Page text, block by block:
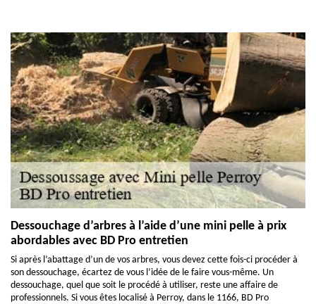
Dessouchage d’arbres à l’aide d’une mini pelle à prix
abordables avec BD Pro entretien
Si après l’abattage d’un de vos arbres, vous devez cette fois-ci procéder à
son dessouchage, écartez de vous l’idée de le faire vous-même. Un
dessouchage, quel que soit le procédé à utiliser, reste une affaire de
professionnels. Si vous êtes localisé à Perroy, dans le 1166, BD Pro